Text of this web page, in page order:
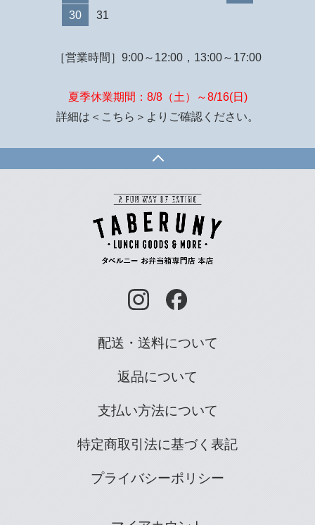
30
31
［営業時間］9:00～12:00，13:00～17:00
夏季休業期間：8/8（土）～8/16(日)
詳細は ＜こちら＞ よりご確認ください。
配送・送料について
返品について
支払い方法について
特定商取引法に基づく表記
プライバシーポリシー